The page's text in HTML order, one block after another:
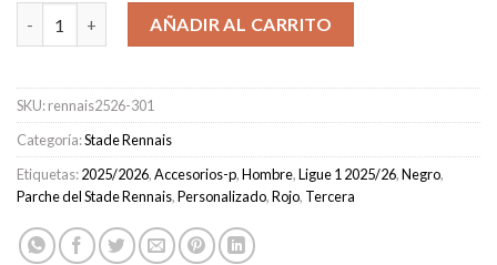
Camiseta Stade Rennais Tercera Equipación Hombre 2025/
AÑADIR AL CARRITO
SKU:rennais2526-301
Categoría:Stade Rennais
Etiquetas:2025/2026,Accesorios-p,Hombre,Ligue 1 2025/26,Negro,
Parche del Stade Rennais,Personalizado,Rojo, Tercera